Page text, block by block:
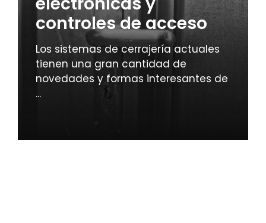
controles de acceso
Los sistemas de cerrajería actuales
tienen una gran cantidad de
novedades y formas interesantes de
...